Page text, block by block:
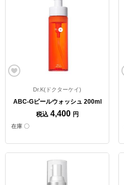
Dr.K(ドクターケイ)
ABC-Gピールウォッシュ 200ml
税込 4,400 円
在庫 〇